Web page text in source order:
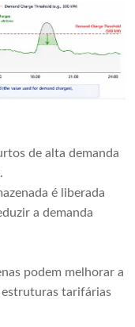
de alta demanda
é liberada
a demanda
podem melhorar a
tarifárias